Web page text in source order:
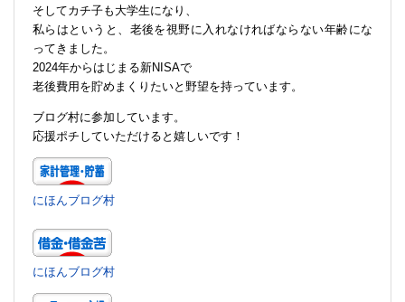
そしてカチ子も大学生になり、
私らはというと、老後を視野に入れなければならない年齢にな
ってきました。
2024年からはじまる新NISAで
老後費用を貯めまくりたいと野望を持っています。
ブログ村に参加しています。
応援ポチしていただけると嬉しいです！
にほんブログ村
にほんブログ村